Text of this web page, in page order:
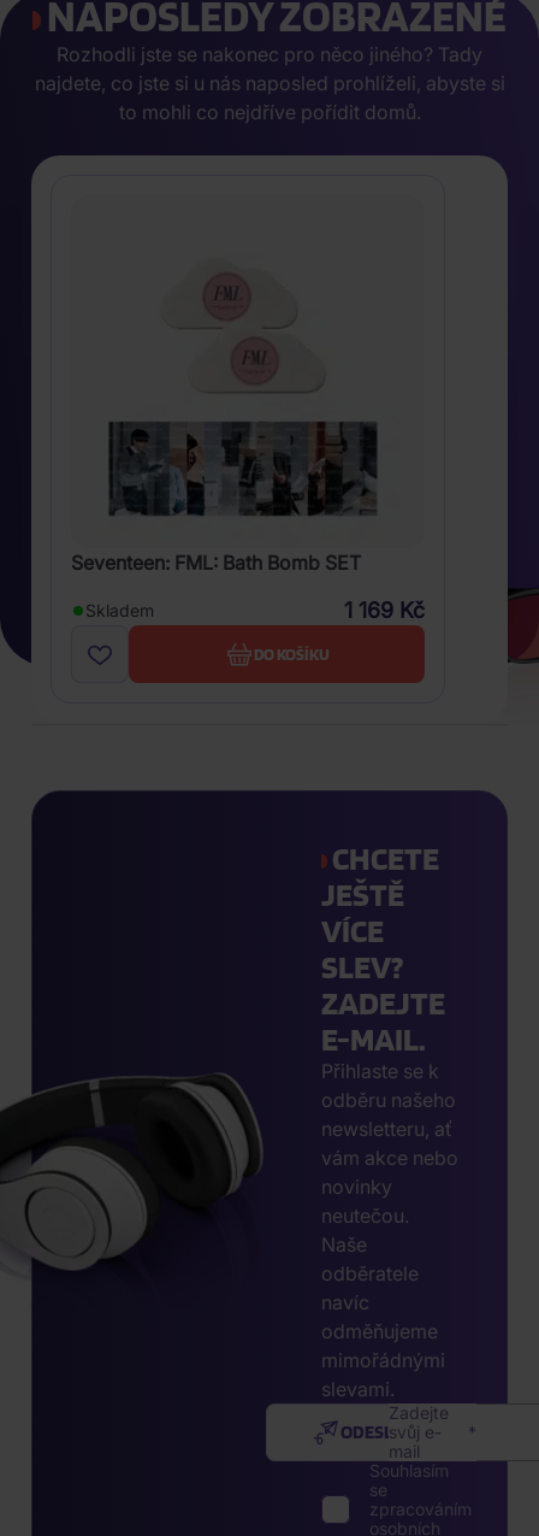
NAPOSLEDY ZOBRAZENÉ
Rozhodli jste se nakonec pro něco jiného? Tady
najdete, co jste si u nás naposled prohlíželi, abyste si
to mohli co nejdříve pořídit domů.
Seventeen: FML: Bath Bomb SET
Skladem 1 169 Kč
DO KOŠÍKU
CHCETE
JEŠTĚ
VÍCE
SLEV?
ZADEJTE
E-MAIL.
Přihlaste se k
odběru našeho
newsletteru, ať
vám akce nebo
novinky
neutečou.
Naše
odběratele
navíc
odměňujeme
mimořádnými
slevami.
Zadejte
svůj e-
mail
ODESLAT
Souhlasím
se
zpracováním
osobních